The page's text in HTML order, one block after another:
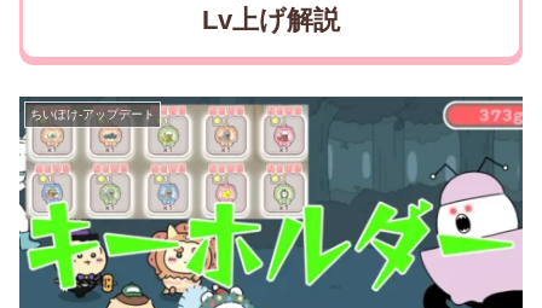
Lv上げ解説
ちいぽけ-アップデート